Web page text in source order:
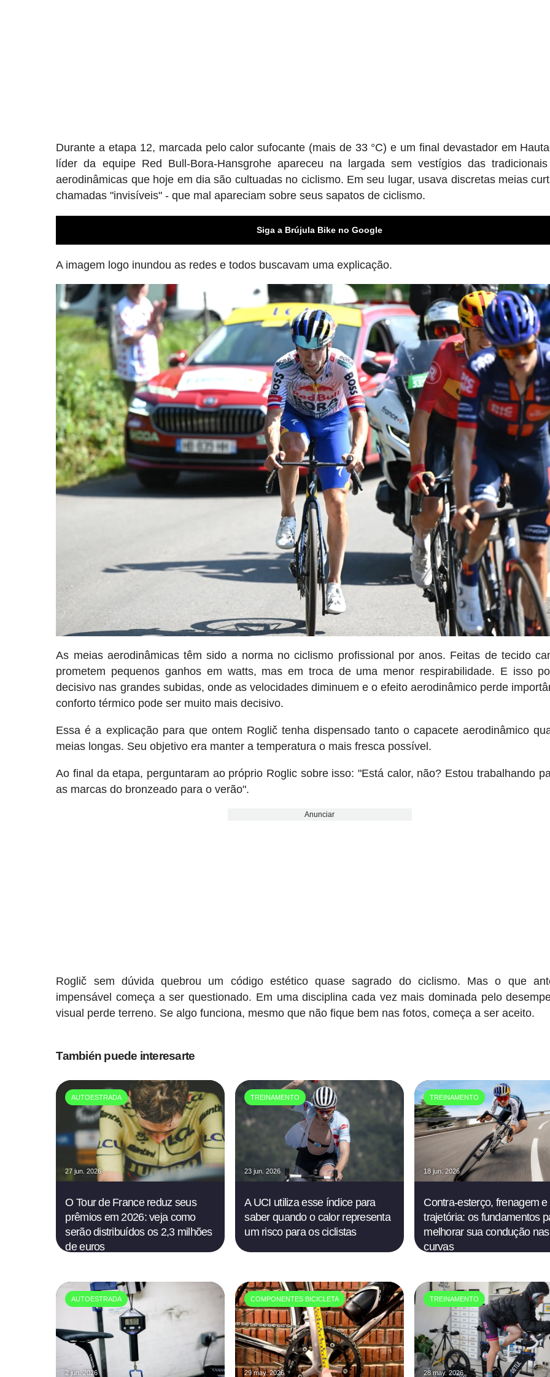
Durante a etapa 12, marcada pelo calor sufocante (mais de 33 °C) e um final devastador em
líder da equipe Red Bull-Bora-Hansgrohe apareceu na largada sem vestígios das
aerodinâmicas que hoje em dia são cultuadas no ciclismo. Em seu lugar, usava discretas meias
chamadas "invisíveis" - que mal apareciam sobre seus sapatos de ciclismo.
Siga a Brújula Bike no Google
A imagem logo inundou as redes e todos buscavam uma explicação.
As meias aerodinâmicas têm sido a norma no ciclismo profissional por anos. Feitas de tecido
prometem pequenos ganhos em watts, mas em troca de uma menor respirabilidade. E isso
decisivo nas grandes subidas, onde as velocidades diminuem e o efeito aerodinâmico perde
conforto térmico pode ser muito mais decisivo.
Essa é a explicação para que ontem Roglič tenha dispensado tanto o capacete aerodinâmico
meias longas. Seu objetivo era manter a temperatura o mais fresca possível.
Ao final da etapa, perguntaram ao próprio Roglic sobre isso: "Está calor, não? Estou trabalhando
as marcas do bronzeado para o verão".
Anunciar
Roglič sem dúvida quebrou um código estético quase sagrado do ciclismo. Mas o que
impensável começa a ser questionado. Em uma disciplina cada vez mais dominada pelo
visual perde terreno. Se algo funciona, mesmo que não fique bem nas fotos, começa a ser aceito.
También puede interesarte
AUTOESTRADA
27 jun. 2026
O Tour de France reduz seus
prêmios em 2026: veja como
serão distribuídos os 2,3 milhões
de euros
TREINAMENTO
23 jun. 2026
A UCI utiliza esse índice para
saber quando o calor representa
um risco para os ciclistas
TREINAMENTO
18 jun. 2026
Contra-esterço, frenagem e
trajetória: os fundamentos
melhorar sua condução nas
curvas
AUTOESTRADA
2 jun. 2026
COMPONENTES BICICLETA
29 may. 2026
TREINAMENTO
28 may. 2026